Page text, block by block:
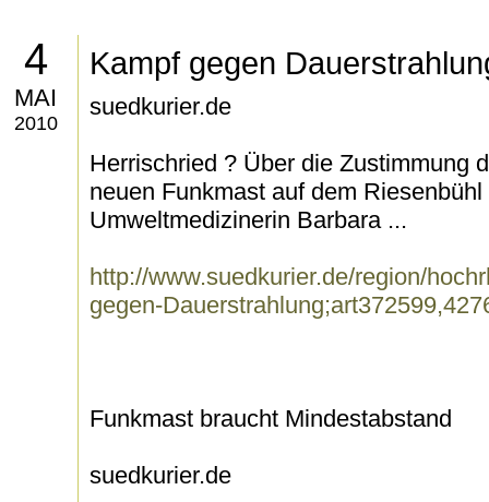
4
MAI
2010
Kampf gegen
suedkurier.de
Herrischried ? Über die Zustimmung
neuen Funkmast auf dem
Umweltmedizinerin Barbara ...
http://www.suedkurier.de/region/
gegen-
Funkmast braucht Mindestabstand
suedkurier.de